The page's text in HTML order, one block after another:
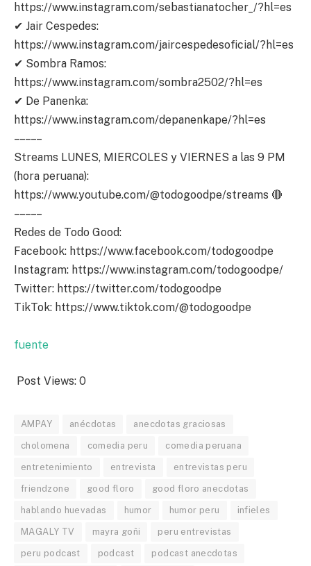
https://www.instagram.com/sebastianatocher_/?hl=es
✔ Jair Cespedes:
https://www.instagram.com/jaircespedesoficial/?hl=es
✔ Sombra Ramos:
https://www.instagram.com/sombra2502/?hl=es
✔ De Panenka:
https://www.instagram.com/depanenkape/?hl=es
– – – – –
Streams LUNES, MIERCOLES y VIERNES a las 9 PM
(hora peruana):
https://www.youtube.com/@todogoodpe/streams 🔴
– – – – –
Redes de Todo Good:
Facebook: https://www.facebook.com/todogoodpe
Instagram: https://www.instagram.com/todogoodpe/
Twitter: https://twitter.com/todogoodpe
TikTok: https://www.tiktok.com/@todogoodpe
fuente
Post Views: 0
AMPAY anécdotas anecdotas graciosas
cholomena comedia peru comedia peruana
entretenimiento entrevista entrevistas peru
friendzone good floro good floro anecdotas
hablando huevadas humor humor peru infieles
MAGALY TV mayra goñi peru entrevistas
peru podcast podcast podcast anecdotas